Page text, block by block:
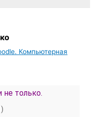
Компьютерная
только.